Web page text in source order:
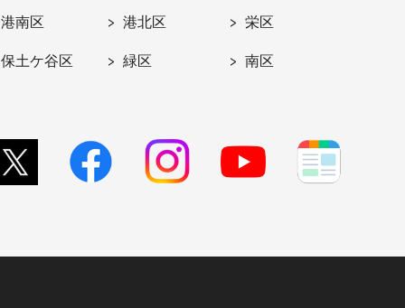
港南区 港北区 栄区
保土ケ谷区 緑区 南区